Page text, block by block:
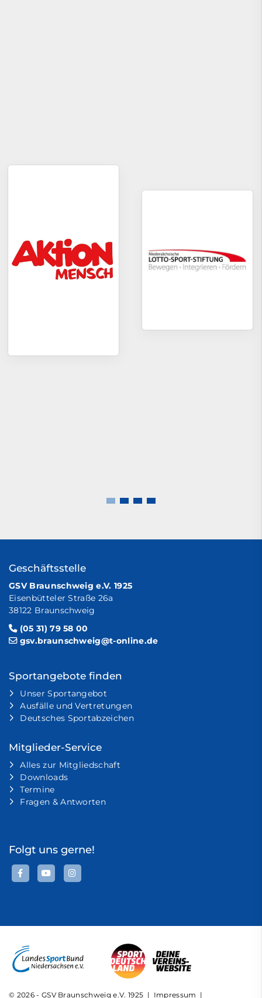
Geschäftsstelle
GSV Braunschweig e.V. 1925
Eisenbütteler Straße 26a
38122 Braunschweig
(05 31) 79 58 00
gsv.braunschweig@t-online.de
Sportangebote finden
Unser Sportangebot
Ausfälle und Vertretungen
Deutsches Sportabzeichen
Mitglieder-Service
Alles zur Mitgliedschaft
Downloads
Termine
Fragen & Antworten
Folgt uns gerne!
© 2026 - GSV Braunschweig e.V. 1925 | Impressum |